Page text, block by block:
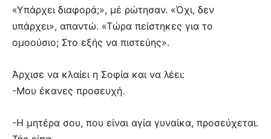
«Υπάρχει διαφορά;», μέ ρώτησαν. «Όχι, δεν
υπάρχει», απαντώ. «Τώρα πείστηκες για το
ομοούσιο; Στο εξής να πιστεύης».
Άρχισε να κλαίει η Σοφία και να λέει:
-Μου έκανες προσευχή.
-Η μητέρα σου, που είναι αγία γυναίκα, προσεύχεται.